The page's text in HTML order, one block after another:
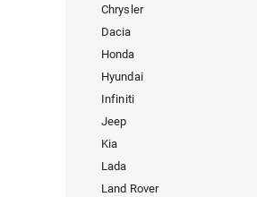
Chrysler
Dacia
Honda
Hyundai
Infiniti
Jeep
Kia
Lada
Land Rover